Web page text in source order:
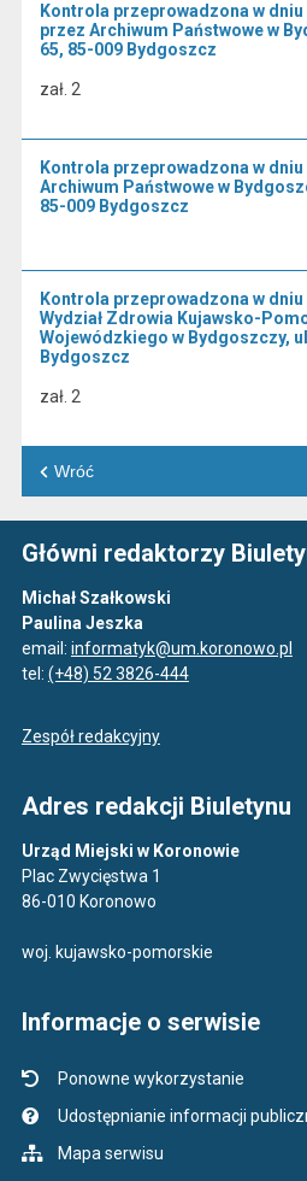
Kontrola przeprowadzona w dniu
przez Archiwum Państwowe w
65, 85-009 Bydgoszcz
zał. 2
Kontrola przeprowadzona w
Archiwum Państwowe w
85-009 Bydgoszcz
Kontrola przeprowadzona w
Wydział Zdrowia Kujawsko-
Wojewódzkiego w Bydgoszczy,
Bydgoszcz
zał. 2
Wróć
Główni redaktorzy
Michał Szałkowski
Paulina Jeszka
email: informatyk@um.koronowo.pl
tel: (+48) 52 3826-444
Zespół redakcyjny
Adres redakcji Biuletynu
Urząd Miejski w Koronowie
Plac Zwycięstwa 1
86-010 Koronowo
woj. kujawsko-pomorskie
Informacje o serwisie
Ponowne wykorzystanie
Udostępnianie informacji
Mapa serwisu